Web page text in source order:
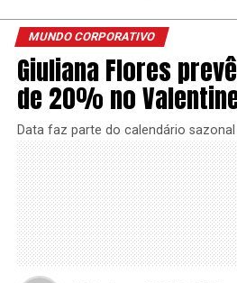
MUNDO CORPORATIVO
Giuliana Flores
de 20% no
Data faz parte do calendário